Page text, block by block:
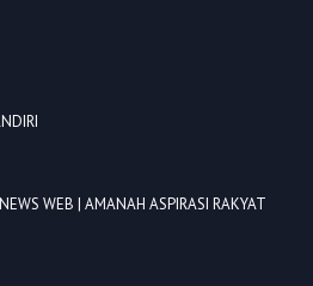
WEB | AMANAH ASPIRASI RAKYAT